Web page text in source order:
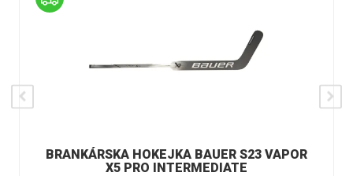
BRANKÁRSKA HOKEJKA BAUER S23 VAPOR
X5 PRO INTERMEDIATE